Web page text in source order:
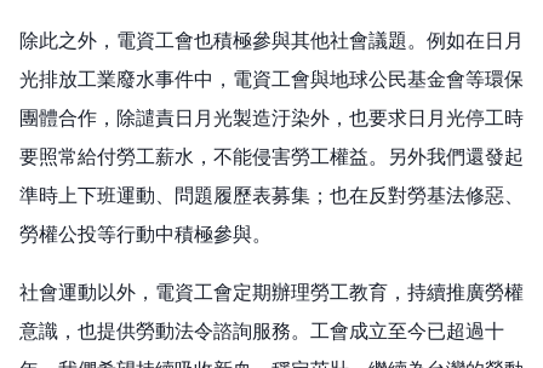
除此之外，電資工會也積極參與其他社會議題。例如在日月
光排放工業廢水事件中，電資工會與地球公民基金會等環保
團體合作，除譴責日月光製造汙染外，也要求日月光停工時
要照常給付勞工薪水，不能侵害勞工權益。另外我們還發起
準時上下班運動、問題履歷表募集；也在反對勞基法修惡、
勞權公投等行動中積極參與。
社會運動以外，電資工會定期辦理勞工教育，持續推廣勞權
意識，也提供勞動法令諮詢服務。工會成立至今已超過十